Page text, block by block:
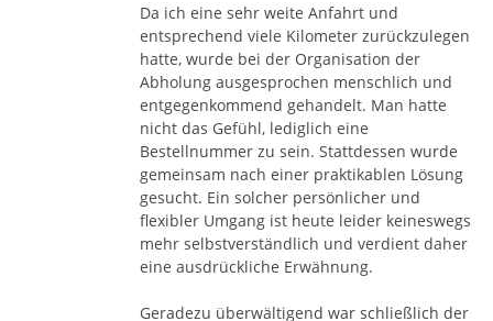
Da ich eine sehr weite Anfahrt und
entsprechend viele Kilometer zurückzulegen
hatte, wurde bei der Organisation der
Abholung ausgesprochen menschlich und
entgegenkommend gehandelt. Man hatte
nicht das Gefühl, lediglich eine
Bestellnummer zu sein. Stattdessen wurde
gemeinsam nach einer praktikablen Lösung
gesucht. Ein solcher persönlicher und
flexibler Umgang ist heute leider keineswegs
mehr selbstverständlich und verdient daher
eine ausdrückliche Erwähnung.
Geradezu überwältigend war schließlich der